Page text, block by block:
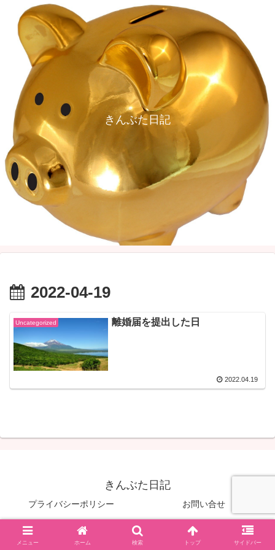
きんぶた日記
2022-04-19
Uncategorized 離婚届を提出した日
2022.04.19
きんぶた日記
プライバシーポリシー お問い合せ
© 2022 きんぶた日記.
メニュー ホーム 検索 トップ サイドバー